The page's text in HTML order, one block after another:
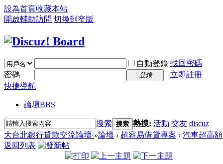
設為首頁收藏本站
開啟輔助訪問 切換到窄版
自動登錄 找回密碼
密碼
登錄
立即註冊
快捷導航
論壇BBS
搜索 搜索 熱搜: 活動 交友 discuz
大台北銀行貸款交流論壇-»論壇 › 超容易借貸專案 › 汽車超高
返回列表